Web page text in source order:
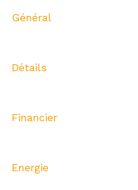
Général
Détails
Financier
Energie